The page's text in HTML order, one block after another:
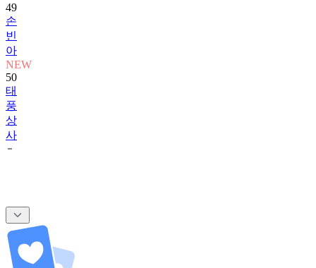
빈
아
NEW
50
태
풍
상
사